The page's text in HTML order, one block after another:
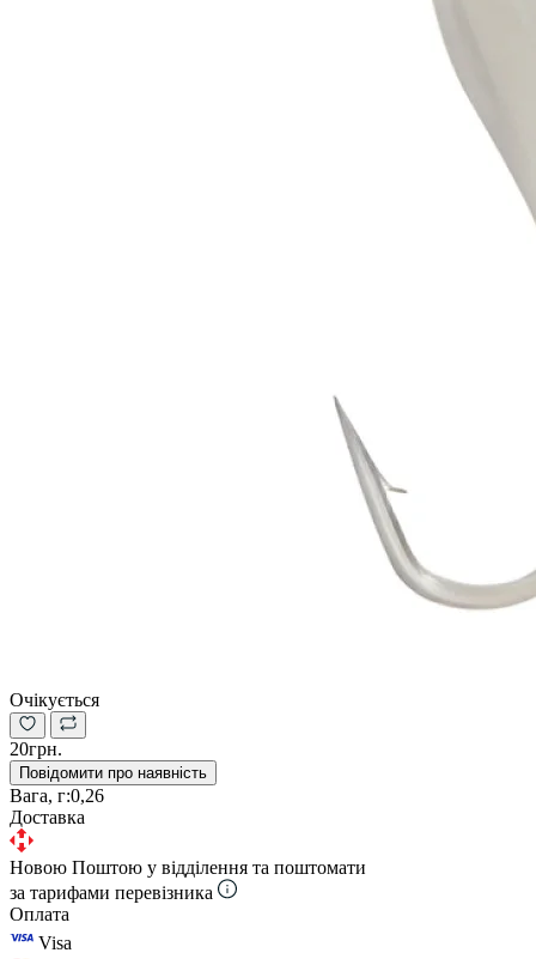
Очікується
20грн.
Повідомити про наявність
Вага, г:0,26
Доставка
Новою Поштою у відділення та поштомати
за тарифами перевізника
Оплата
Visa